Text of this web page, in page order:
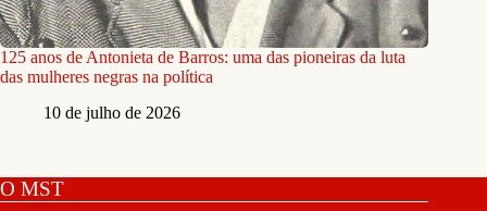
125 anos de Antonieta de Barros: uma das pioneiras da luta
das mulheres negras na política
10 de julho de 2026
O MST